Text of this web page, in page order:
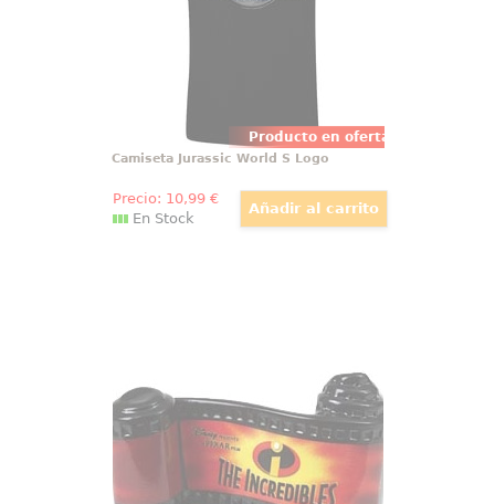
Producto en oferta
peculiar parque temático.
Camiseta Jurassic World S Logo
Precio: 10,99€
En Stock
Figura realizada en porcelana de
el título de la película de Los
Increibles.